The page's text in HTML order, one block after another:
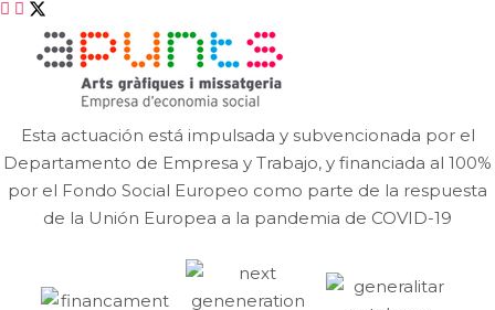
Esta actuación está impulsada y subvencionada por el
Departamento de Empresa y Trabajo, y financiada al 100%
por el Fondo Social Europeo como parte de la respuesta
de la Unión Europea a la pandemia de COVID-19